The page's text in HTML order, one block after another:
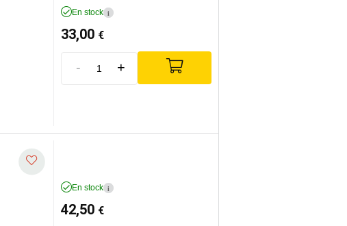
En stock i
33,00 €
- +
En stock i
42,50 €